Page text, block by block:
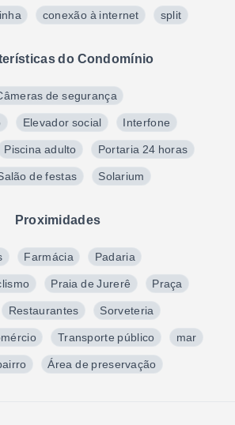
conexão à internet split
do Condomínio
de segurança
Elevador social Interfone
Piscina adulto Portaria 24 horas
de festas Solarium
Proximidades
Farmácia Padaria
Praia de Jurerê Praça
Restaurantes Sorveteria
Transporte público mar
Área de preservação